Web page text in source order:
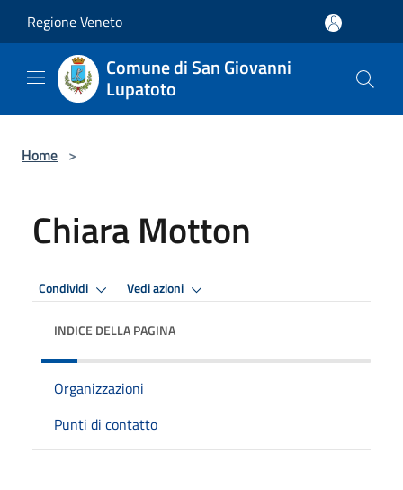
Regione Veneto
Comune di San Giovanni
Lupatoto
Home >
Chiara Motton
Condividi Vedi azioni
INDICE DELLA PAGINA
Organizzazioni
Punti di contatto